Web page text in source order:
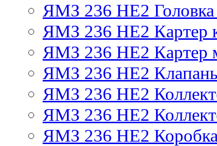
ЯМЗ 236 НЕ2 Головка
ЯМЗ 236 НЕ2 Картер
ЯМЗ 236 НЕ2 Картер
ЯМЗ 236 НЕ2 Клапаны
ЯМЗ 236 НЕ2
ЯМЗ 236 НЕ2
ЯМЗ 236 НЕ2 Коробка